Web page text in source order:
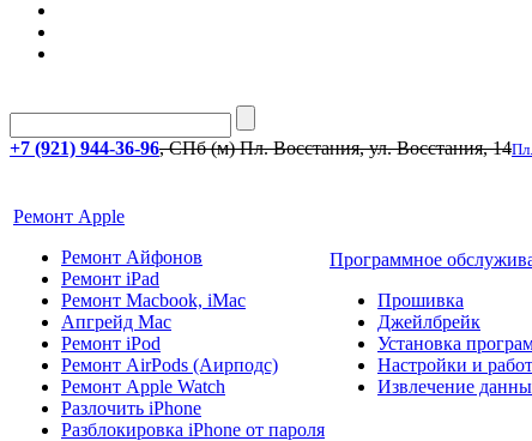
+7 (921) 944-36-96, СПб (м) Пл. Восстания, ул. Восстания, 14
Ремонт Apple
Ремонт Айфонов
Ремонт iPad
Ремонт Macbook, iMac
Апгрейд Mac
Ремонт iPod
Ремонт AirPods (Аирподс)
Ремонт Apple Watch
Разлочить iPhone
Разблокировка iPhone от пароля
Программное
Прошивка
Джейлбрейк
Установка
Настройки и
Извлечение